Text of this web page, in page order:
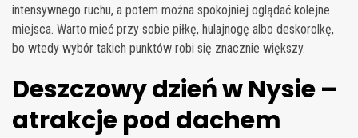
intensywnego ruchu, a potem można spokojniej oglądać kolejne
miejsca. Warto mieć przy sobie piłkę, hulajnogę albo deskorolkę,
bo wtedy wybór takich punktów robi się znacznie większy.
Deszczowy dzień w Nysie –
atrakcje pod dachem